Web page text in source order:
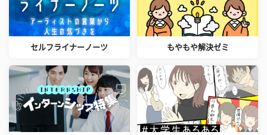
セルフライナーノーツ もやもや解決ゼミ